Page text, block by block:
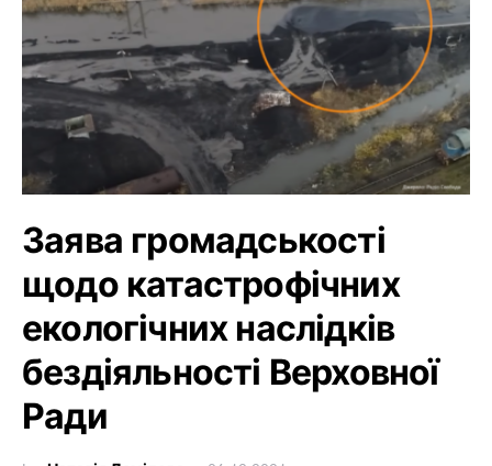
Заява громадськості
щодо катастрофічних
екологічних наслідків
бездіяльності Верховної
Ради